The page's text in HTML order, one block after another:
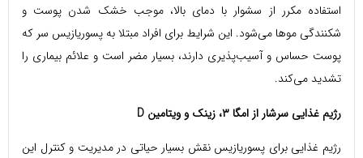
استفاده مکرر از سشوار با دمای بالا، موجب خشک شدن پوست و
شکنندگی موها می‌شود. این شرایط برای افراد مبتلا به پسوریازیس سر که
پوست حساس و آسیب‌پذیری دارند، بسیار مضر است و علائم بیماری را
تشدید می‌کند.
رژیم غذایی سرشار از امگا ۳، زینک و ویتامین
رژیم غذایی برای پسوریازیس نقش بسیار حیاتی در مدیریت و کنترل این